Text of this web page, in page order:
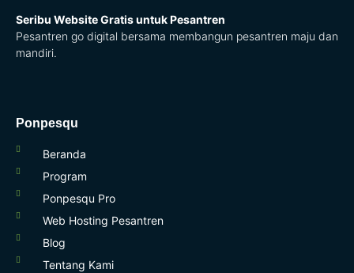
Seribu Website Gratis untuk Pesantren
Pesantren go digital bersama membangun pesantren maju dan
mandiri.
Ponpesqu
Beranda
Program
Ponpesqu Pro
Web Hosting Pesantren
Blog
Tentang Kami